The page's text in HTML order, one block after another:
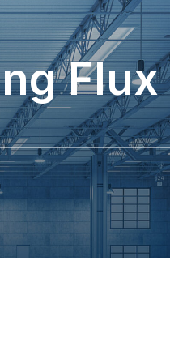
Flux